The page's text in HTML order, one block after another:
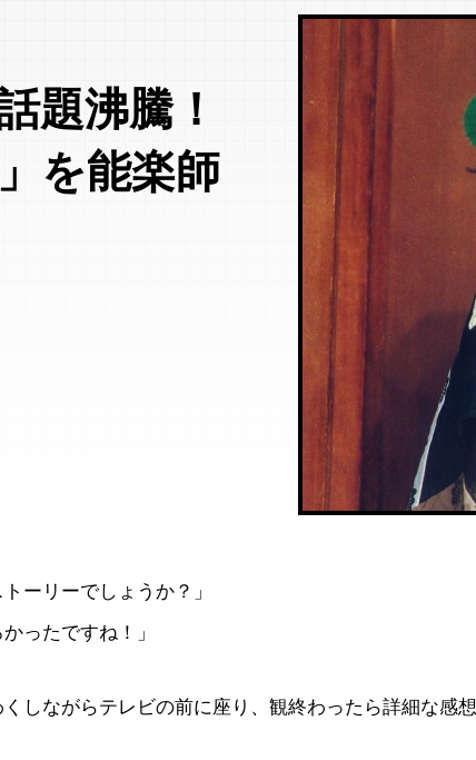
題沸騰！
を能楽師
ーリーでしょうか？」
ったですね！」
しながらテレビの前に座り、観終わったら詳細な感